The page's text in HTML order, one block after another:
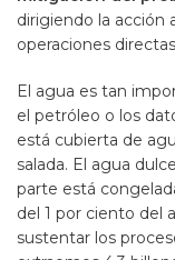
dirigiendo la acción
operaciones
El agua es tan
el petróleo o los
está cubierta de
salada. El agua
parte está
del 1 por ciento del
sustentar los